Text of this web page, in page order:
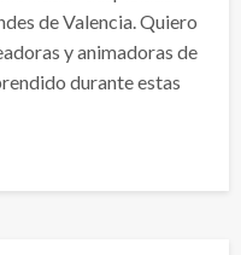
de Valencia. Quiero
y animadoras de
durante estas